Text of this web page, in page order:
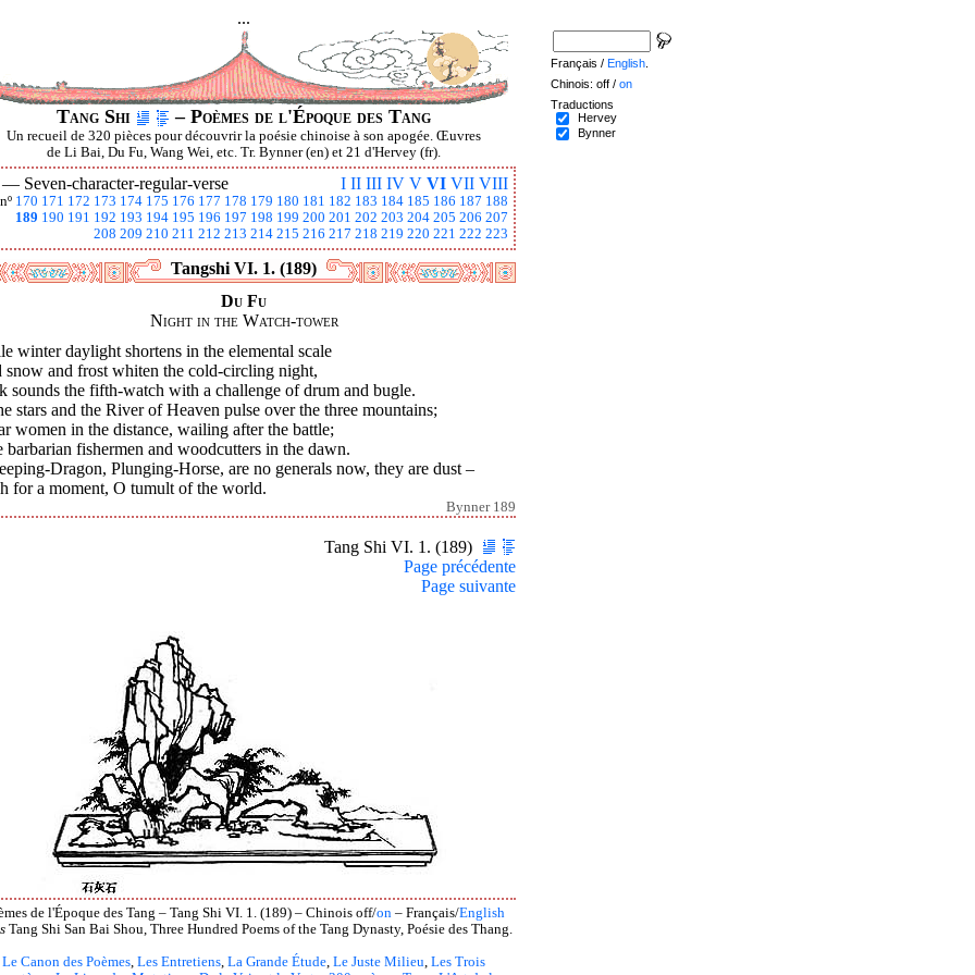
...
Tang Shi – Poèmes de l'Époque des Tang
Un recueil de 320 pièces pour découvrir la poésie chinoise à son apogée. Œuvres
de Li Bai, Du Fu, Wang Wei, etc. Tr. Bynner (en) et 21 d'Hervey (fr).
I II III IV V VI VII VIII
— Seven-character-regular-verse
nº 170 171 172 173 174 175 176 177 178 179 180 181 182 183 184 185 186 187 188
189 190 191 192 193 194 195 196 197 198 199 200 201 202 203 204 205 206 207
208 209 210 211 212 213 214 215 216 217 218 219 220 221 222 223
Tangshi VI. 1. (189)
Du Fu
Night in the Watch-tower
winter daylight shortens in the elemental scale
snow and frost whiten the cold-circling night,
sounds the fifth-watch with a challenge of drum and bugle.
stars and the River of Heaven pulse over the three mountains;
women in the distance, wailing after the battle;
barbarian fishermen and woodcutters in the dawn.
Dragon, Plunging-Horse, are no generals now, they are dust –
for a moment, O tumult of the world.
Bynner 189
Tang Shi VI. 1. (189)
Page précédente
Page suivante
de l'Époque des Tang – Tang Shi VI. 1. (189) – Chinois off/on – Français/English
Tang Shi San Bai Shou, Three Hundred Poems of the Tang Dynasty, Poésie des Thang.
Le Canon des Poèmes, Les Entretiens, La Grande Étude, Le Juste Milieu, Les Trois
Français / English
Chinois: off / on
Traductions
Hervey
Bynner